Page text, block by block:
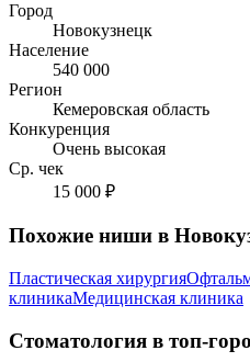
Город
Новокузнецк
Население
540 000
Регион
Кемеровская область
Конкуренция
Очень высокая
Ср. чек
15 000 ₽
Похожие ниши в
Пластическая хирургия
клиникаМедицинская клиника
Стоматология в топ-